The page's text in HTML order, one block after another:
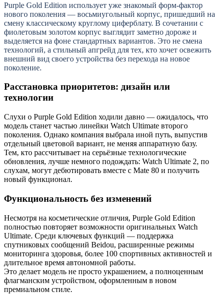
Purple Gold Edition использует уже знакомый форм-фактор
нового поколения — восьмиугольный корпус, пришедший на
смену классическому круглому циферблату. В сочетании с
фиолетовым золотом корпус выглядит заметно дороже и
выделяется на фоне стандартных вариантов. Это не смена
технологий, а стильный апгрейд для тех, кто хочет освежить
внешний вид своего устройства без перехода на новое
поколение.
Расстановка приоритетов: дизайн или
технологии
Слухи о Purple Gold Edition ходили давно — ожидалось, что
модель станет частью линейки Watch Ultimate второго
поколения. Однако компания выбрала иной путь, выпустив
отдельный цветовой вариант, не меняя аппаратную базу.
Тем, кто рассчитывает на серьёзные технологические
обновления, лучше немного подождать: Watch Ultimate 2, по
слухам, могут дебютировать вместе с Mate 80 и получить
новый функционал.
Функциональность без изменений
Несмотря на косметические отличия, Purple Gold Edition
полностью повторяет возможности оригинальных Watch
Ultimate. Среди ключевых функций — поддержка
спутниковых сообщений Beidou, расширенные режимы
мониторинга здоровья, более 100 спортивных активностей и
длительное время автономной работы.
Это делает модель не просто украшением, а полноценным
флагманским устройством, оформленным в новом
премиальном стиле.